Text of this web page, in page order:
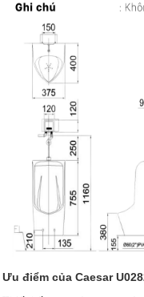
Ưu điểm của Caesar